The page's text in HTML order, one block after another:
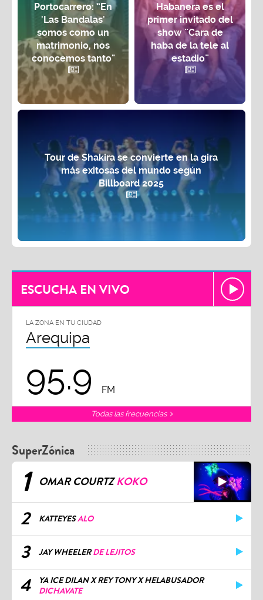
Portocarrero: “En
'Las Bandalas'
somos como un
matrimonio, nos
conocemos tanto"
Habanera es el
primer invitado del
show ¨Cara de
haba de la tele al
estadio¨
Tour de Shakira se convierte en la gira
más exitosas del mundo según
Billboard 2025
ESCUCHA EN VIVO
LA ZONA EN TU CIUDAD
Arequipa
95.9 FM
Todas las frecuencias
SuperZónica
1 OMAR COURTZKOKO
2 KATTEYESALO
3 JAY WHEELERDE LEJITOS
4
YA ICE DILAN X REY TONY X HELABUSADOR
DICHAVATE